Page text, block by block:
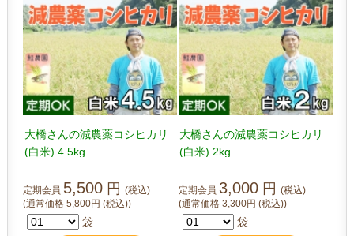
大橋さんの減農薬コシヒカリ
(白米) 4.5kg
定期会員 5,500 円(税込)
(通常価格5,800円(税込))
袋
大橋さんの減農薬コシヒカリ
(白米) 2kg
定期会員 3,000 円 (税込)
(通常価格 3,300円 (税込))
袋